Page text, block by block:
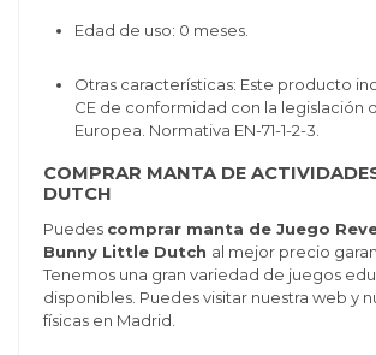
Edad de uso: 0 meses.
Otras características: Este producto
CE de conformidad con la legislación
Europea. Normativa EN-71-1-2-3.
COMPRAR MANTA DE
DUTCH
Puedes comprar manta de Juego
Bunny Little Dutch al mejor precio
Tenemos una gran variedad de juegos
disponibles. Puedes visitar nuestra web y
físicas en Madrid.